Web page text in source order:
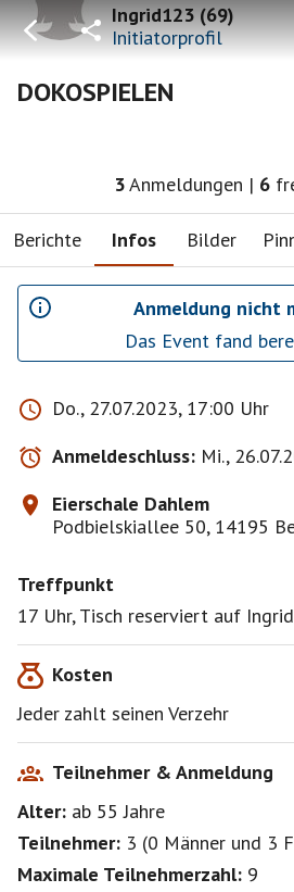
Ingrid123(69)
Initiatorprofil
DOKOSPIELEN
3Anmeldungen | 6
Berichte Infos Bilder
Anmeldung nicht
Das Event fand
Do., 27.07.2023, 17:00 Uhr
Anmeldeschluss: Mi.,
Eierschale Dahlem
Podbielskiallee 50, 14195
Treffpunkt
17 Uhr, Tisch reserviert auf Ingrid
Kosten
Jeder zahlt seinen Verzehr
Teilnehmer & Anmeldung
Alter: ab 55Jahre
Teilnehmer: 3 (0 Männer und 3
Maximale Teilnehmerzahl: 9